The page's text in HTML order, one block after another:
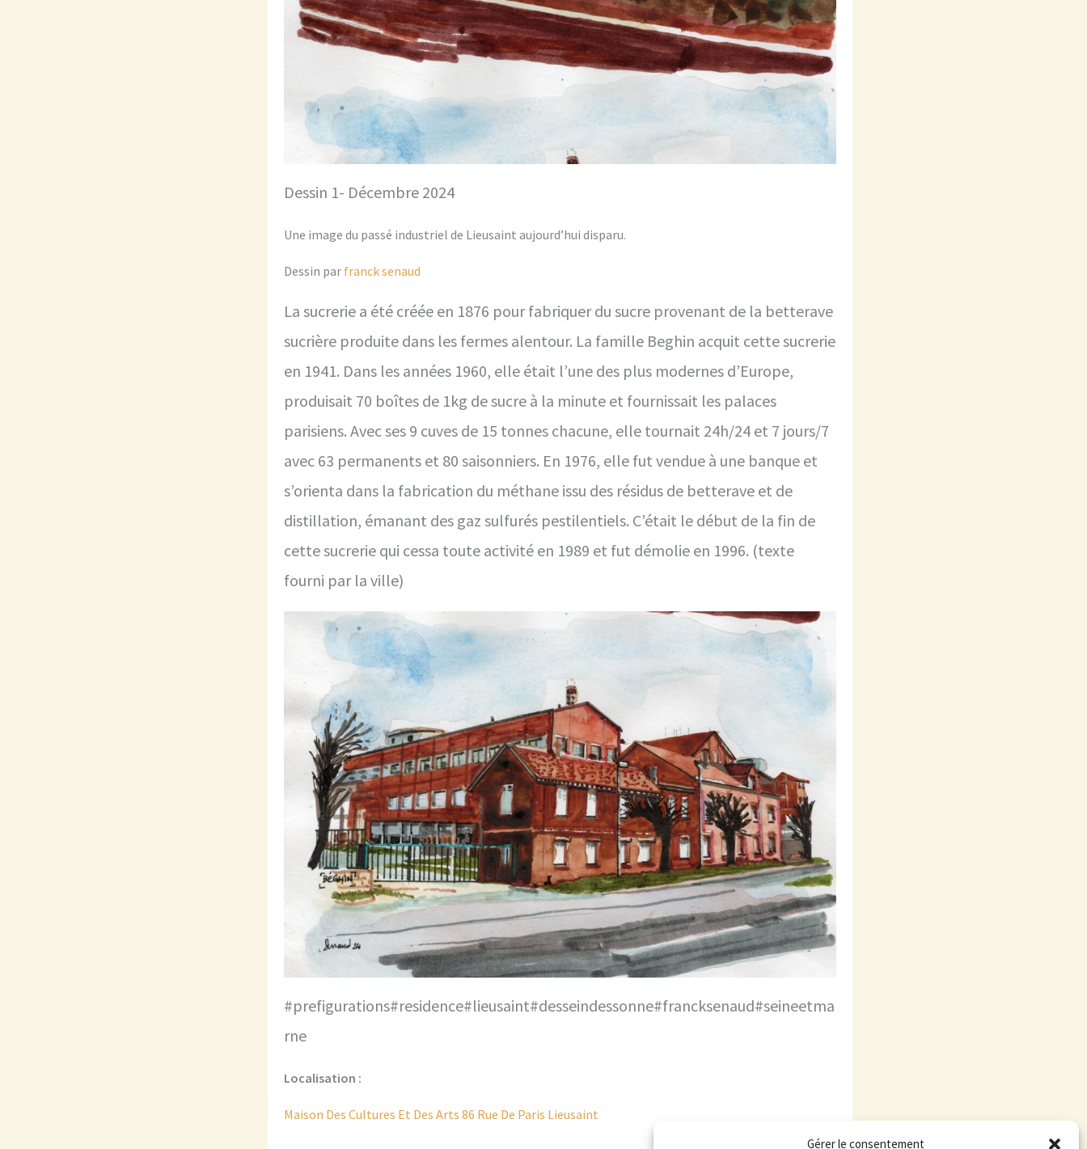
Gérer le consentement
Dessin 1- Décembre 2024
Une image du passé industriel de Lieusaint aujourd’hui disparu.
Dessin par franck senaud
La sucrerie a été créée en 1876 pour fabriquer du sucre provenant de la betterave
sucrière produite dans les fermes alentour. La famille Beghin acquit cette sucrerie
en 1941. Dans les années 1960, elle était l’une des plus modernes d’Europe,
produisait 70 boîtes de 1kg de sucre à la minute et fournissait les palaces
parisiens. Avec ses 9 cuves de 15 tonnes chacune, elle tournait 24h/24 et 7 jours/7
avec 63 permanents et 80 saisonniers. En 1976, elle fut vendue à une banque et
s’orienta dans la fabrication du méthane issu des résidus de betterave et de
distillation, émanant des gaz sulfurés pestilentiels. C’était le début de la fin de
cette sucrerie qui cessa toute activité en 1989 et fut démolie en 1996. (texte
fourni par la ville)
#prefigurations#residence#lieusaint#desseindessonne#francksenaud#seineetma
rne
Localisation :
Maison Des Cultures Et Des Arts 86 Rue De Paris Lieusaint